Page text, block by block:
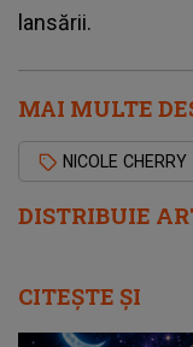
DISTRIBUIE
lansării.
MAI MULTE
NICOLE CHERRY
CITEȘTE ȘI